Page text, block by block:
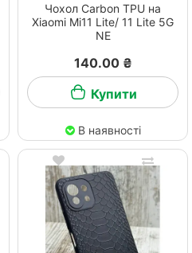
Чохол Carbon TPU на
Xiaomi Mi11 Lite/ 11 Lite 5G
NE
140.00 ₴
Купити
В наявності